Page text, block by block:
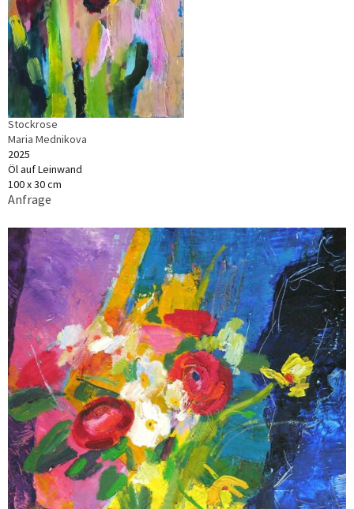
Stockrose
Maria Mednikova
2025
Öl auf Leinwand
100 x 30 cm
Anfrage